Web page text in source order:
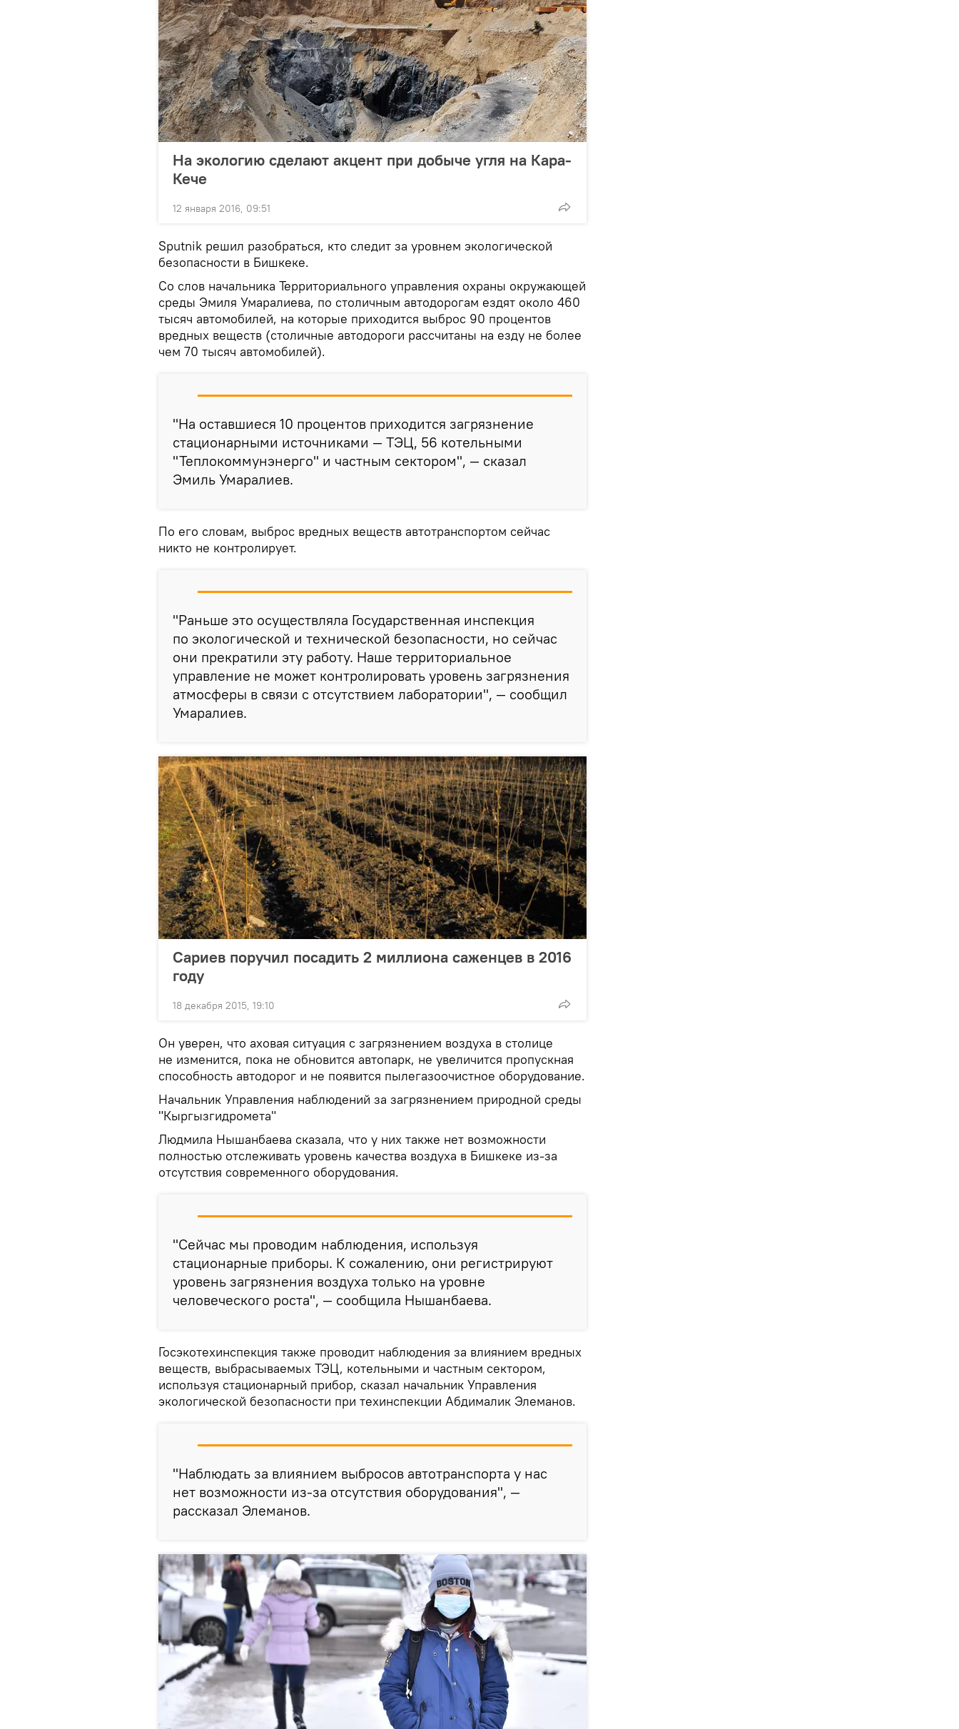
На экологию сделают акцент при добыче угля на Кара-
Кече
12 января 2016, 09:51
Sputnik решил разобраться, кто следит за уровнем экологической
безопасности в Бишкеке.
Со слов начальника Территориального управления охраны окружающей
среды Эмиля Умаралиева, по столичным автодорогам ездят около 460
тысяч автомобилей, на которые приходится выброс 90 процентов
вредных веществ (столичные автодороги рассчитаны на езду не более
чем 70 тысяч автомобилей).
"На оставшиеся 10 процентов приходится загрязнение
стационарными источниками — ТЭЦ, 56 котельными
"Теплокоммунэнерго" и частным сектором", — сказал
Эмиль Умаралиев.
По его словам, выброс вредных веществ автотранспортом сейчас
никто не контролирует.
"Раньше это осуществляла Государственная инспекция
по экологической и технической безопасности, но сейчас
они прекратили эту работу. Наше территориальное
управление не может контролировать уровень загрязнения
атмосферы в связи с отсутствием лаборатории", — сообщил
Умаралиев.
Сариев поручил посадить 2 миллиона саженцев в 2016
году
18 декабря 2015, 19:10
Он уверен, что аховая ситуация с загрязнением воздуха в столице
не изменится, пока не обновится автопарк, не увеличится пропускная
способность автодорог и не появится пылегазоочистное оборудование.
Начальник Управления наблюдений за загрязнением природной среды
"Кыргызгидромета"
Людмила Нышанбаева сказала, что у них также нет возможности
полностью отслеживать уровень качества воздуха в Бишкеке из-за
отсутствия современного оборудования.
"Сейчас мы проводим наблюдения, используя
стационарные приборы. К сожалению, они регистрируют
уровень загрязнения воздуха только на уровне
человеческого роста", — сообщила Нышанбаева.
Госэкотехинспекция также проводит наблюдения за влиянием вредных
веществ, выбрасываемых ТЭЦ, котельными и частным сектором,
используя стационарный прибор, сказал начальник Управления
экологической безопасности при техинспекции Абдималик Элеманов.
"Наблюдать за влиянием выбросов автотранспорта у нас
нет возможности из-за отсутствия оборудования", —
рассказал Элеманов.